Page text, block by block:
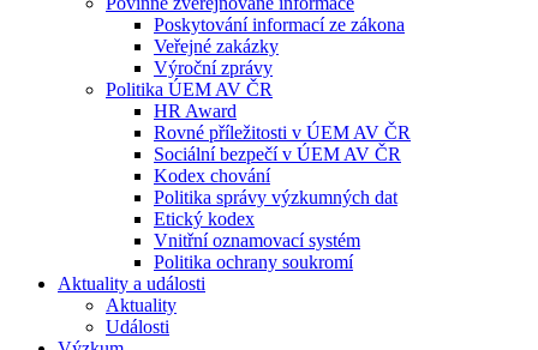
Poskytování informací ze zákona
Veřejné zakázky
Výroční zprávy
Politika ÚEM AV ČR
HR Award
Rovné příležitosti v ÚEM AV ČR
Sociální bezpečí v ÚEM AV ČR
Kodex chování
Politika správy výzkumných dat
Etický kodex
Vnitřní oznamovací systém
Politika ochrany soukromí
Aktuality a události
Aktuality
Události